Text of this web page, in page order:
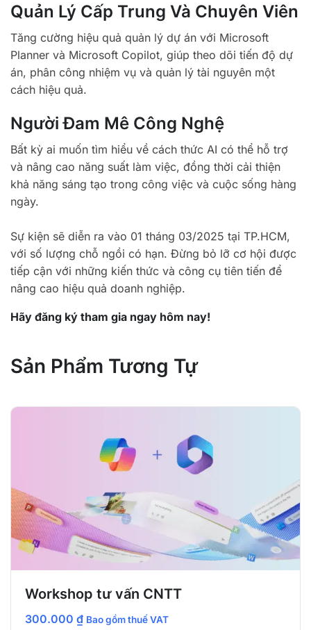
Quản Lý Cấp Trung Và Chuyên Viên
Tăng cường hiệu quả quản lý dự án với Microsoft
Planner và Microsoft Copilot, giúp theo dõi tiến độ dự
án, phân công nhiệm vụ và quản lý tài nguyên một
cách hiệu quả.
Người Đam Mê Công Nghệ
Bất kỳ ai muốn tìm hiểu về cách thức AI có thể hỗ trợ
và nâng cao năng suất làm việc, đồng thời cải thiện
khả năng sáng tạo trong công việc và cuộc sống hàng
ngày.
Sự kiện sẽ diễn ra vào 01 tháng 03/2025 tại TP.HCM,
với số lượng chỗ ngồi có hạn. Đừng bỏ lỡ cơ hội được
tiếp cận với những kiến thức và công cụ tiên tiến để
nâng cao hiệu quả doanh nghiệp.
Hãy đăng ký tham gia ngay hôm nay!
Sản Phẩm Tương Tự
Workshop tư vấn CNTT
300.000 ₫ Bao gồm thuế VAT